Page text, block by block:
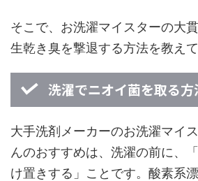
そこで、お洗濯マイスターの大
生乾き臭を撃退する方法を教えて
洗濯でニオイ菌を取る方
大手洗剤メーカーのお洗濯マイ
んのおすすめは、洗濯の前に、
け置きする」ことです。酸素系